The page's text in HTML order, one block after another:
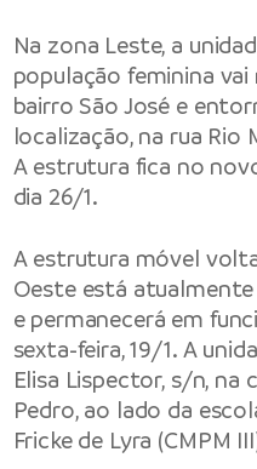
Na zona Leste, a
população feminina
bairro São José e
localização, na rua Rio
A estrutura fica no
dia 26/1.
A estrutura móvel
Oeste está
e permanecerá em
sexta-feira, 19/1. A
Elisa Lispector, s/n, na
Pedro, ao lado da
Fricke de Lyra (CMPM